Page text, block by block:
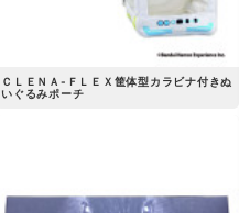
ＣＬＥＮＡ-ＦＬＥＸ筐体型カラビナ付きぬ
いぐるみポーチ